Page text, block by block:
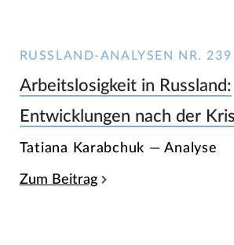
RUSSLAND-ANALYSEN NR.
Arbeitslosigkeit in Russland:
Entwicklungen nach der
Tatiana Karabchuk — Analyse
Zum Beitrag